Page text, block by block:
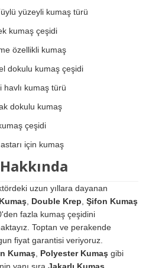
yüzeyli kumaş türü
kumaş çeşidi
özellikli kumaş
dokulu kumaş çeşidi
havlı kumaş türü
dokulu kumaş
çeşidi
için kumaş
uzun yıllara dayanan
Double Krep ,Şifon Kumaş
fazla kumaş çeşidini
Toptan ve perakende
fiyat garantisi veriyoruz.
Kumaş Polyester Kumaş gibi